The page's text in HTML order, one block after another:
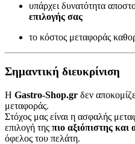
υπάρχει δυνατότητα
επιλογής σας
το κόστος μεταφοράς
Σημαντική διευκρίνιση
Η Gastro-Shop.gr δεν
μεταφοράς.
Στόχος μας είναι η ασφαλής
επιλογή της πιο αξιόπιστης και
όφελος του πελάτη.